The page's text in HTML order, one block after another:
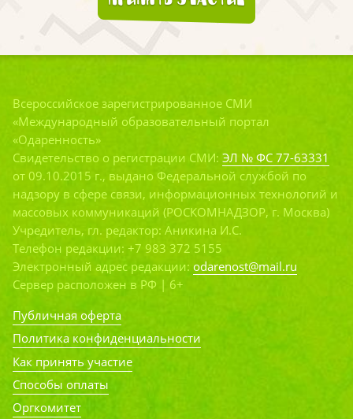
Всероссийское зарегистрированное СМИ
«Международный образовательный портал
«Одаренность»
Свидетельство о регистрации СМИ: ЭЛ № ФС 77-63331
от 09.10.2015 г., выдано Федеральной службой по
надзору в сфере связи, информационных технологий и
массовых коммуникаций (РОСКОМНАДЗОР, г. Москва)
Учредитель, гл. редактор: Аникина И.С.
Телефон редакции: +7 983 372 5155
Электронный адрес редакции: odarenost@mail.ru
Сервер расположен в РФ | 6+
Публичная оферта
Политика конфиденциальности
Как принять участие
Способы оплаты
Оргкомитет